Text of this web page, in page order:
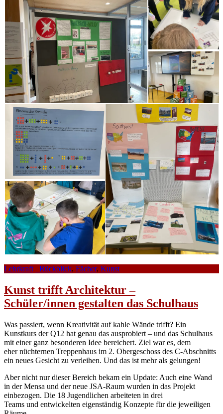
Lehrkraft _Rückblick, Fächer, Kunst
Kunst trifft Architektur –
Schüler/innen gestalten das Schulhaus
Was passiert, wenn Kreativität auf kahle Wände trifft? Ein
Kunstkurs der Q12 hat genau das ausprobiert – und das Schulhaus
mit einer ganz besonderen Idee bereichert. Ziel war es, dem
eher nüchternen Treppenhaus im 2. Obergeschoss des C-Abschnitts
ein neues Gesicht zu verleihen. Und das ist mehr als gelungen!
Aber nicht nur dieser Bereich bekam ein Update: Auch eine Wand
in der Mensa und der neue JSA-Raum wurden in das Projekt
einbezogen. Die 18 Jugendlichen arbeiteten in drei
Teams und entwickelten eigenständig Konzepte für die jeweiligen